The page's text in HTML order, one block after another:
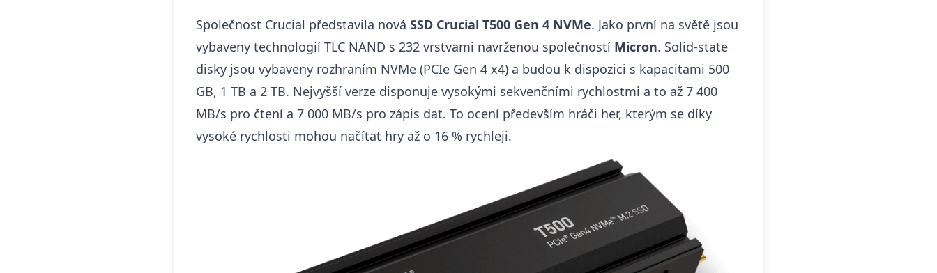
Společnost Crucial představila nová SSD Crucial T500 Gen 4 NVMe. Jako první na světě jsou
vybaveny technologií TLC NAND s 232 vrstvami navrženou společností Micron. Solid-state
disky jsou vybaveny rozhraním NVMe (PCIe Gen 4 x4) a budou k dispozici s kapacitami 500
GB, 1 TB a 2 TB. Nejvyšší verze disponuje vysokými sekvenčními rychlostmi a to až 7 400
MB/s pro čtení a 7 000 MB/s pro zápis dat. To ocení především hráči her, kterým se díky
vysoké rychlosti mohou načítat hry až o 16 % rychleji.